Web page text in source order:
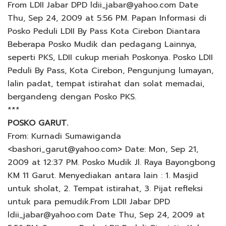
From LDII Jabar DPD ldii_jabar@yahoo.com Date
Thu, Sep 24, 2009 at 5:56 PM. Papan Informasi di
Posko Peduli LDII By Pass Kota Cirebon Diantara
Beberapa Posko Mudik dan pedagang Lainnya,
seperti PKS, LDII cukup meriah Poskonya. Posko LDII
Peduli By Pass, Kota Cirebon, Pengunjung lumayan,
lalin padat, tempat istirahat dan solat memadai,
bergandeng dengan Posko PKS.
***
POSKO GARUT.
From: Kurnadi Sumawiganda
<bashori_garut@yahoo.com> Date: Mon, Sep 21,
2009 at 12:37 PM. Posko Mudik Jl. Raya Bayongbong
KM 11 Garut. Menyediakan antara lain : 1. Masjid
untuk sholat, 2. Tempat istirahat, 3. Pijat refleksi
untuk para pemudik.From LDII Jabar DPD
ldii_jabar@yahoo.com Date Thu, Sep 24, 2009 at